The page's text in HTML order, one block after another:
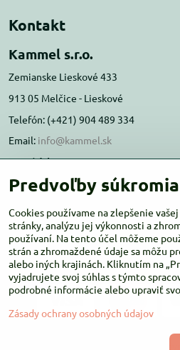
Kontakt
Kammel s.r.o.
Zemianske Lieskové 433
913 05 Melčice - Lieskové
Telefón: (+421) 904 489 334
Email: info@kammel.sk
Prevádzka:
Administratívna budova PD Melčice
Otváracie hodiny:PO-ŠT 8:00 - 16:00
PIA-NE Zatvorené
Predvoľby súkromia
Cookies používame na zlepšenie
stránky, analýzu jej výkonnosti a
používaní. Na tento účel môžeme
strán a zhromaždené údaje sa môžu
alebo iných krajinách. Kliknutím na
vyjadrujete svoj súhlas s týmto
podrobné informácie alebo upraviť
Zásady ochrany osobných údajov